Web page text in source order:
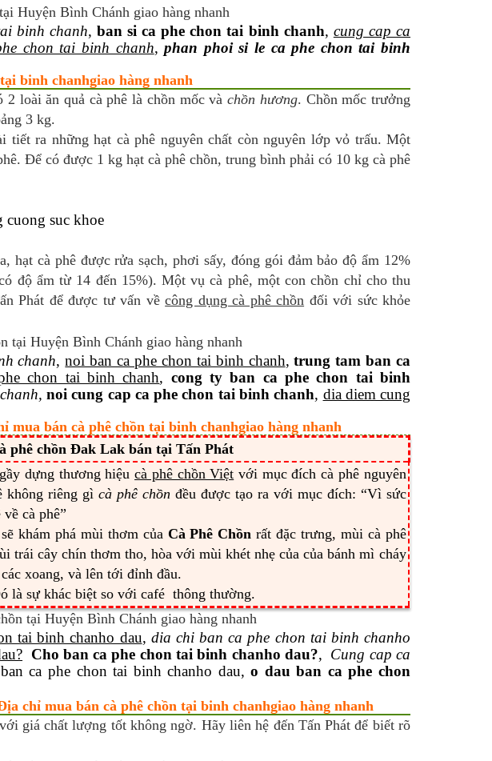
binh chanh, ban si ca phe chon tai binh chanh, cung cap ca
chon tai binh chanh,phan phoi si le ca phe chon tai binh
binh chanhgiao hàng nhanh
loài ăn quả cà phê là chồn mốc vàchồn hương. Chồn mốc trưởng
3 kg.
tiết ra những hạt cà phê nguyên chất còn nguyên lớp vỏ trấu. Một
Để có được 1 kg hạt cà phê chồn, trung bình phải có 10 kg cà phê
cuong suc khoe
hạt cà phê được rửa sạch, phơi sấy, đóng gói đảm bảo độ ẩm 12%
độ ẩm từ 14 đến 15%). Một vụ cà phê, một con chồn chỉ cho thu
Phát để được tư vấn vềcông dụng cà phê chồn đối với sức khỏe
chanh,noi ban ca phe chon tai binh chanh, trung tam ban ca
chon tai binh chanh, cong ty ban ca phe chon tai binh
noi cung cap ca phe chon tai binh chanh, dia diem cung
bán cà phê chồn tại binh chanhgiao hàng nhanh
phê chồn Đak Lak bán tại Tấn Phát
dựng thương hiệucà phê chồn Việt với mục đích cà phê nguyên
không riêng gì cà phê chồn đều được tạo ra với mục đích: “Vì sức
cà phê”
khám phá mùi thơm của Cà Phê Chồn rất đặc trưng, mùi cà phê
trái cây chín thơm tho, hòa với mùi khét nhẹ của của bánh mì cháy
xoang, và lên tới đỉnh đầu.
là sự khác biệt so với café thông thường.
tai binh chanho dau, dia chi ban ca phe chon tai binh chanho
Cho ban ca phe chon tai binh chanho dau?, Cung cap ca
ca phe chon tai binh chanho dau,o dau ban ca phe chon
chỉ mua bán cà phê chồn tại binh chanhgiao hàng nhanh
giá chất lượng tốt không ngờ. Hãy liên hệ đến Tấn Phát để biết rõ